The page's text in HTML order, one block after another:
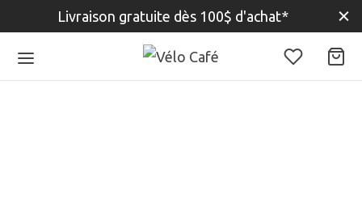
Livraison gratuite dès 100$ d'achat*